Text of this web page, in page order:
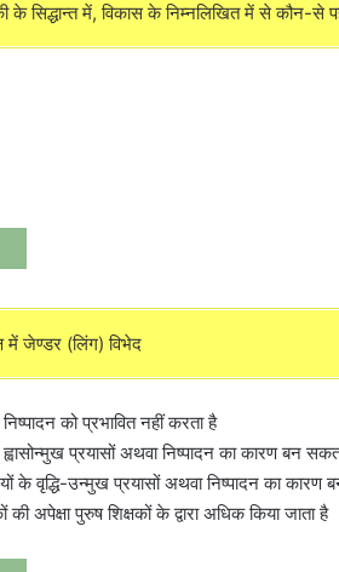
के सिद्धान्त में, विकास के निम्नलिखित में से कौन-से
में जेण्डर (लिंग) विभेद
निष्पादन को प्रभावित नहीं करता है
ह्वासोन्मुख प्रयासों अथवा निष्पादन का कारण बन
के वृद्धि-उन्मुख प्रयासों अथवा निष्पादन का कारण
की अपेक्षा पुरुष शिक्षकों के द्वारा अधिक किया जाता है